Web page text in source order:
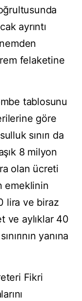
ayrıntı
felaketine
tablosunu
göre
sınırı da
8 milyon
olan ücreti
emeklinin
lira ve biraz
ve aylıklar 40
yanına
Fikri